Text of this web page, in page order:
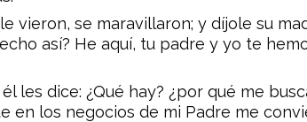
vieron, se maravillaron; y díjole su
así? He aquí, tu padre y yo te
les dice: ¿Qué hay? ¿por qué me
en los negocios de mi Padre me